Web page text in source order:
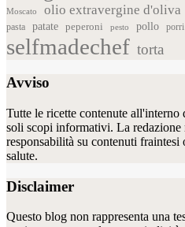
Moscato olio extravergine d'oliva
pasta patate peperoni pesto pollo porri
selfmadechef torta
Avviso
Tutte le ricette contenute all'interno
soli scopi informativi. La redazione
responsabilità su contenuti fraintesi
salute.
Disclaimer
Questo blog non rappresenta una